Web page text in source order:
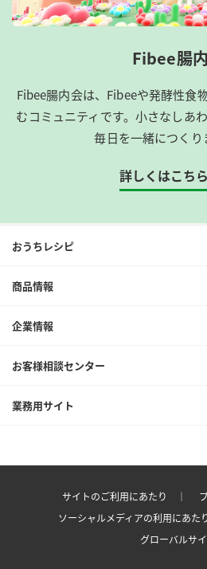
Fibee腸
Fibee腸内会は、​Fibeeや発酵性食
むコミュニティです。​小さなしあ
毎日を一緒につくり
詳しくはこちら
おうちレシピ
商品情報
企業情報
お客様相談センター
業務用サイト
サイトのご利用にあたり ｜
ソーシャルメディアの利用にあ
グローバルサ